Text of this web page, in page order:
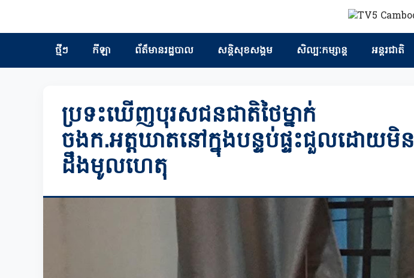
ថ្មីៗ កីឡា ព័ត៏មានរដ្ឋបាល សន្តិសុខសង្គម សិល្បៈកម្សាន្ត អន្តរជាតិ
ប្រទះឃើញបុរសជនជាតិថៃម្នាក់
ចងក.អត្តឃាតនៅក្នុងបន្ទប់ផ្ទះជួលដោយមិន
ដឹងមូលហេតុ